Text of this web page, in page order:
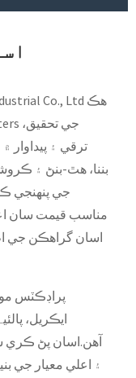
ترقي ۽ پيداوار
بننا، هٿ-بنڻ ۽
جي پنهنجي
مناسب قيمت سان
اسان گراهڪن جي
پراڊڪٽس
ايڪريل،
آهن.اسان پڻ ڪري
۽ اعلي معيار جي